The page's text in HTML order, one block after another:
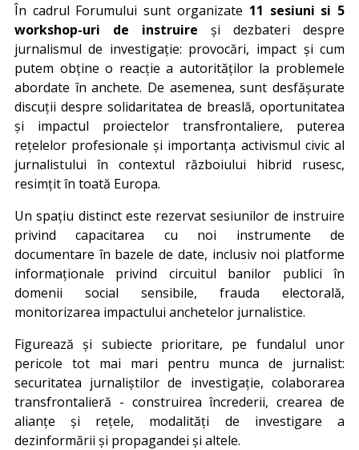
În cadrul Forumului sunt organizate 11 sesiuni si 5
workshop-uri de instruire și dezbateri despre
jurnalismul de investigație: provocări, impact și cum
putem obține o reacție a autorităților la problemele
abordate în anchete. De asemenea, sunt desfășurate
discuții despre solidaritatea de breaslă, oportunitatea
și impactul proiectelor transfrontaliere, puterea
rețelelor profesionale și importanța activismul civic al
jurnalistului în contextul războiului hibrid rusesc,
resimțit în toată Europa.
Un spațiu distinct este rezervat sesiunilor de instruire
privind capacitarea cu noi instrumente de
documentare în bazele de date, inclusiv noi platforme
informaționale privind circuitul banilor publici în
domenii social sensibile, frauda electorală,
monitorizarea impactului anchetelor jurnalistice.
Figurează și subiecte prioritare, pe fundalul unor
pericole tot mai mari pentru munca de jurnalist:
securitatea jurnaliștilor de investigație, colaborarea
transfrontalieră - construirea încrederii, crearea de
alianțe și rețele, modalități de investigare a
dezinformării și propagandei și altele.